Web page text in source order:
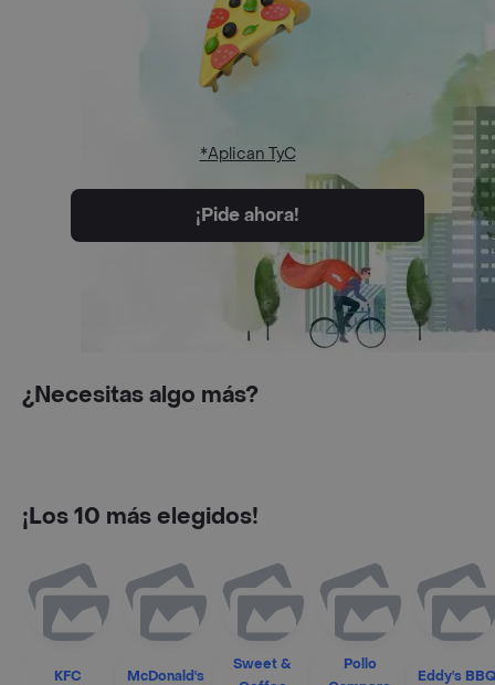
*Aplican TyC
¡Pide ahora!
¿Necesitas algo más?
¡Los 10 más elegidos!
KFC McDonald's
Sweet &
Pollo
Eddy's BBQ